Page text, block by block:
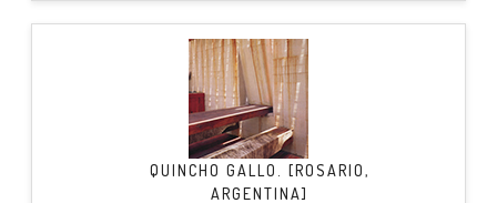
QUINCHO GALLO. [ROSARIO,
ARGENTINA]